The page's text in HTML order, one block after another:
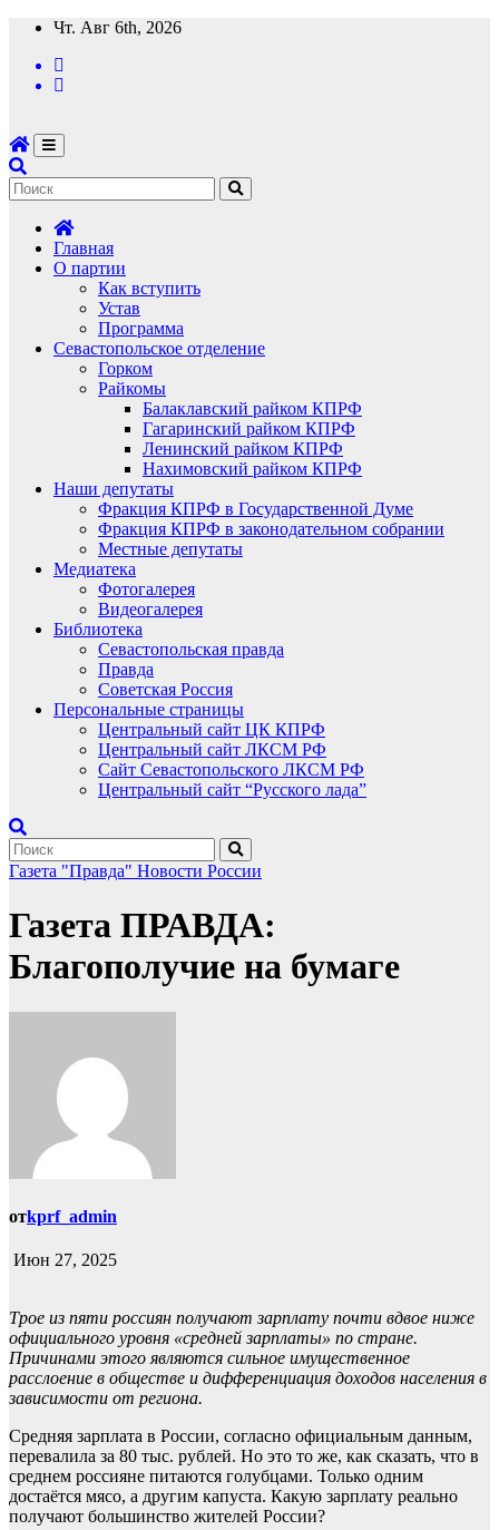
Перейти
содержимому
Чт. Авг 6th, 2026
Главная
О партии
Как вступить
Устав
Программа
Севастопольское отделение
Горком
Райкомы
Балаклавский райком КПРФ
Гагаринский райком КПРФ
Ленинский райком КПРФ
Нахимовский райком КПРФ
Наши депутаты
Фракция КПРФ в Государственной Думе
Фракция КПРФ в законодательном собрании
Местные депутаты
Медиатека
Фотогалерея
Видеогалерея
Библиотека
Севастопольская правда
Правда
Советская Россия
Персональные страницы
Центральный сайт ЦК КПРФ
Центральный сайт ЛКСМ РФ
Сайт Севастопольского ЛКСМ РФ
Центральный сайт “Русского лада”
Газета "Правда" Новости России
Газета ПРАВДА:
Благополучие на бумаге
отkprf_admin
Июн 27, 2025
Трое из пяти россиян получают зарплату почти вдвое ниже
официального уровня «средней зарплаты» по стране.
Причинами этого являются сильное имущественное
расслоение в обществе и дифференциация доходов населения в
зависимости от региона.
Средняя зарплата в России, согласно официальным данным,
перевалила за 80 тыс. рублей. Но это то же, как сказать, что в
среднем россияне питаются голубцами. Только одним
достаётся мясо, а другим капуста. Какую зарплату реально
получают большинство жителей России?